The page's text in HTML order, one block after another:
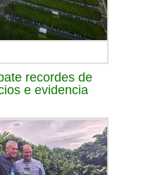
recordes de
e evidencia